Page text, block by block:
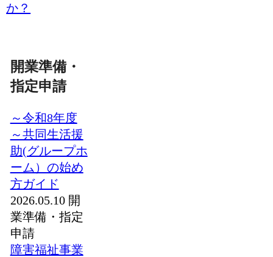
か？
開業準備・
指定申請
～令和8年度
～共同生活援
助(グループホ
ーム）の始め
方ガイド
2026.05.10 開
業準備・指定
申請
障害福祉事業